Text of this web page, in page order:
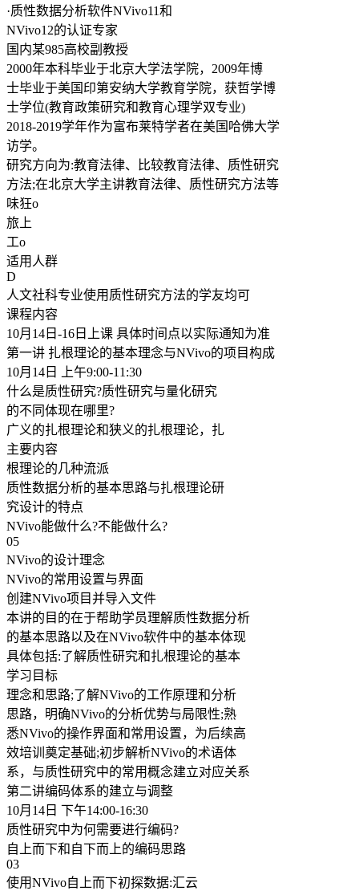
·质性数据分析软件NVivo11和
NVivo12的认证专家
国内某985高校副教授
2000年本科毕业于北京大学法学院，2009年博
士毕业于美国印第安纳大学教育学院，获哲学博
士学位(教育政策研究和教育心理学双专业)
2018-2019学年作为富布莱特学者在美国哈佛大学
访学。
研究方向为:教育法律、比较教育法律、质性研究
方法;在北京大学主讲教育法律、质性研究方法等
味狂o
旅上
工o
适用人群
D
人文社科专业使用质性研究方法的学友均可
课程内容
10月14日-16日上课 具体时间点以实际通知为准
第一讲 扎根理论的基本理念与NVivo的项目构成
10月14日 上午9:00-11:30
什么是质性研究?质性研究与量化研究
的不同体现在哪里?
广义的扎根理论和狭义的扎根理论，扎
主要内容
根理论的几种流派
质性数据分析的基本思路与扎根理论研
究设计的特点
NVivo能做什么?不能做什么?
05
NVivo的设计理念
NVivo的常用设置与界面
创建NVivo项目并导入文件
本讲的目的在于帮助学员理解质性数据分析
的基本思路以及在NVivo软件中的基本体现
具体包括:了解质性研究和扎根理论的基本
学习目标
理念和思路;了解NVivo的工作原理和分析
思路，明确NVivo的分析优势与局限性;熟
悉NVivo的操作界面和常用设置，为后续高
效培训奠定基础;初步解析NVivo的术语体
系，与质性研究中的常用概念建立对应关系
第二讲编码体系的建立与调整
10月14日 下午14:00-16:30
质性研究中为何需要进行编码?
自上而下和自下而上的编码思路
03
使用NVivo自上而下初探数据:汇云